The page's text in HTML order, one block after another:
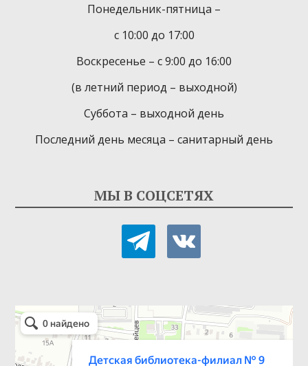
Понедельник-пятница –
с 10:00 до 17:00
Воскресенье – с 9:00 до 16:00
(в летний период – выходной)
Суббота – выходной день
Последний день месяца – санитарный день
МЫ В СОЦСЕТЯХ
telegram vkontakte
Детская библиотека-филиал № 9
Библиотека в Севастополе